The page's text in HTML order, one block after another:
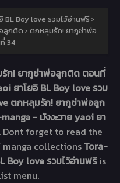
BL Boy love รวมไว้อ่านฟรี ›
ลูกติด › ตกหลุมรัก! ยากูซ่าพ่อ
34
ก! ยากูซ่าพ่อลูกติด ตอนที่
ยาโยอิ BL Boy love รวม
ตกหลุมรัก! ยากูซ่าพ่อลูก
- มังงะวาย yaoi ยา
. Dont forget to read the
collections Tora-
Boy love รวมไว้อ่านฟรีis
menu.